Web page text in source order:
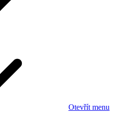
Otevřít menu